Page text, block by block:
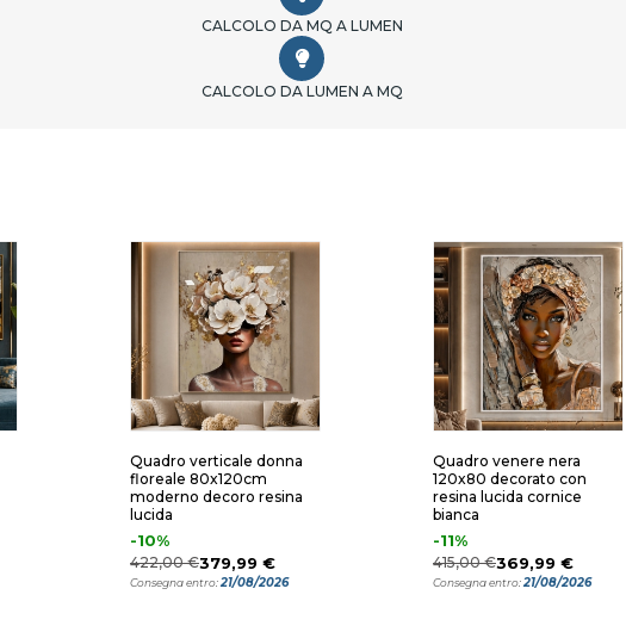
CALCOLO DA MQ A LUMEN
CALCOLO DA LUMEN A MQ
Quadro verticale donna
floreale 80x120cm
moderno decoro resina
lucida
-10%
422,00 €379,99 €
Consegna entro:21/08/2026
Quadro venere nera
120x80 decorato con
resina lucida cornice
bianca
-11%
415,00 €369,99 €
Consegna entro:21/08/2026